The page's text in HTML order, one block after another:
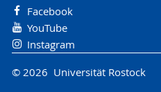
Facebook
YouTube
Instagram
© 2026 Universität Rostock